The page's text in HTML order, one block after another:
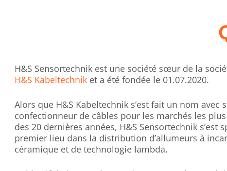
H&S Sensortechnik est une société sœur de la
H&S Kabeltechnik et a été fondée le 01.07.2020.
Alors que H&S Kabeltechnik s’est fait un nom avec
confectionneur de câbles pour les marchés les
des 20 dernières années, H&S Sensortechnik s’est
premier lieu dans la distribution d’allumeurs à
céramique et de technologie lambda.